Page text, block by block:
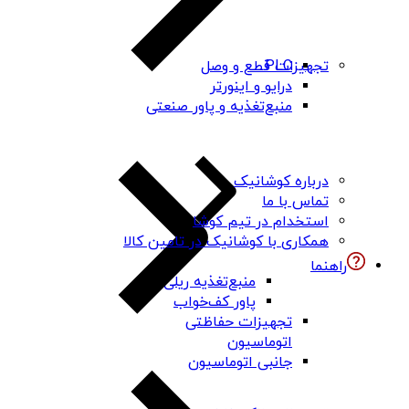
PLC
درایو و اینورتر
منبع‌تغذیه و پاور صنعتی
منبع‌تغذیه ریلی
پاور کف‌خواب
تجهیزات حفاظتی
اتوماسیون
جانبی اتوماسیون
تجهیزات قطع و وصل
درباره کوشانیک
تماس با ما
استخدام در تیم کوشا
همکاری با کوشانیک در تامین کالا
راهنما